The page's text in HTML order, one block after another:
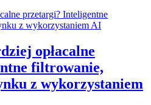
opłacalne
filtrowanie,
z wykorzystaniem